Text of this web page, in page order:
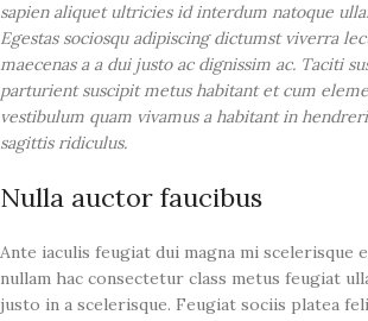
sapien aliquet ultricies id interdum natoque
Egestas sociosqu adipiscing dictumst viverra
maecenas a a dui justo ac dignissim ac. Taciti
parturient suscipit metus habitant et cum
vestibulum quam vivamus a habitant in
sagittis ridiculus.
Nulla auctor faucibus
Ante iaculis feugiat dui magna mi scelerisque
nullam hac consectetur class metus feugiat
justo in a scelerisque. Feugiat sociis platea